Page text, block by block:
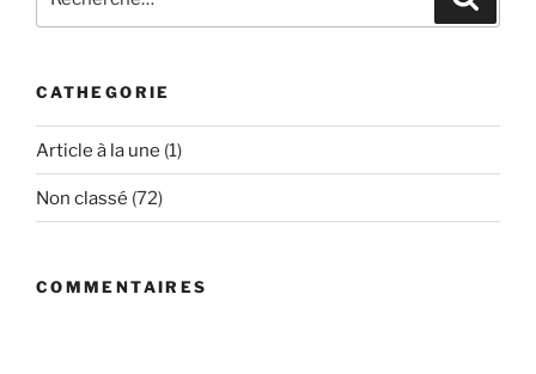
pour
CATHEGORIE
Article à la une (1)
Non classé (72)
COMMENTAIRES